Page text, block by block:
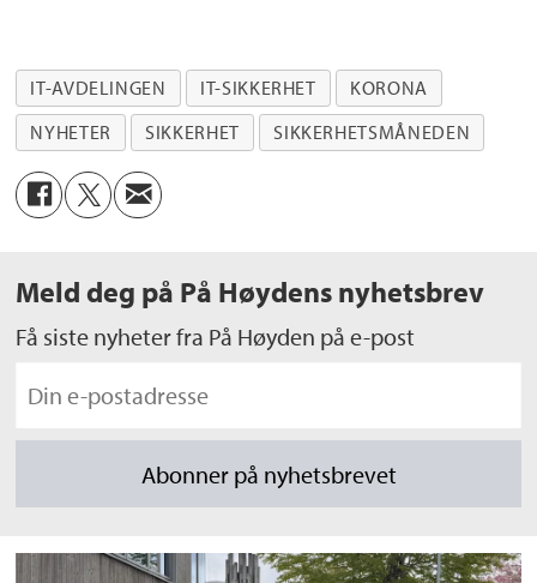
IT-AVDELINGEN IT-SIKKERHET
KORONA
NYHETER
SIKKERHET SIKKERHETSMÅNEDEN
Meld deg på På Høydens nyhetsbrev
Få siste nyheter fra På Høyden på e-post